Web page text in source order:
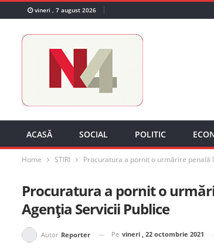
vineri , 7 august 2026
ACASĂ SOCIAL POLITIC
Home STIRI Procuratura a pornit o urmărire penală
Procuratura a pornit o
Agenția Servicii Publice
Autor Reporter Pe vineri , 22 octombrie 2021